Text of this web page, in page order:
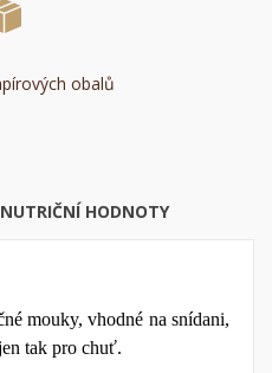
obalů
HODNOTY
mouky, vhodné na snídani,
tak pro chuť.